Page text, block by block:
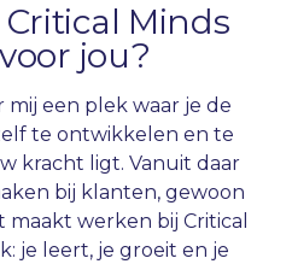
Minds
jou?
mij een plek waar je de
te ontwikkelen en te
kracht ligt. Vanuit daar
bij klanten, gewoon
werken bij Critical
je leert, je groeit en je